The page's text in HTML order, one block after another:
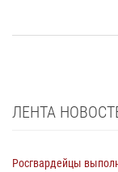
ЛЕНТА
Росгвардейцы